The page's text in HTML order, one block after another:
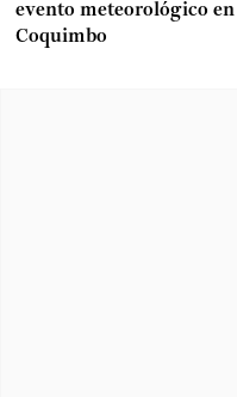
evento meteorológico
Coquimbo